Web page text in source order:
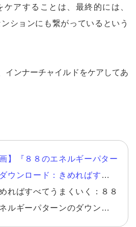
アすることは、最終的には、
ションにも繋がっているという
インナーチャイルドをケアしてあ
画】『８８のエネルギーパター
ウンロード：きめればすべて
いく』
めればすべてうまくいく：８８
ルギーパターンのダウンロー